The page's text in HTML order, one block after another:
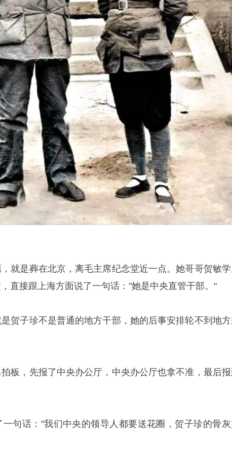
就是葬在北京，离毛主席纪念堂近一点。她哥哥贺敏
直接跟上海方面说了一句话："她是中央直管干部。"
贺子珍不是普通的地方干部，她的后事安排轮不到地
板，先报了中央办公厅，中央办公厅也拿不准，最后
句话："我们中央的领导人都要送花圈，贺子珍的骨